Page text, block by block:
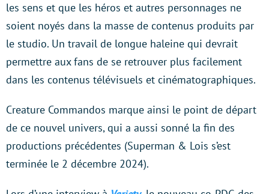
les sens et que les héros et autres personnages ne
soient noyés dans la masse de contenus produits par
le studio. Un travail de longue haleine qui devrait
permettre aux fans de se retrouver plus facilement
dans les contenus télévisuels et cinématographiques.
Creature Commandos marque ainsi le point de départ
de ce nouvel univers, qui a aussi sonné la fin des
productions précédentes (Superman & Lois s’est
terminée le 2 décembre 2024).